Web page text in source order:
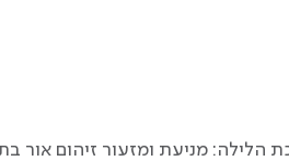
הלילה: מניעת ומזעור זיהום אור